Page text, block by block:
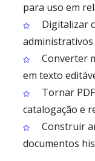
para uso em
Digitalizar
Converter
em texto
Tornar
catalogação e
Construir
documentos